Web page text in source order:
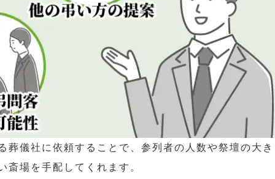
葬儀社に依頼することで、参列者の人数や祭壇の大き
斎場を手配してくれます。